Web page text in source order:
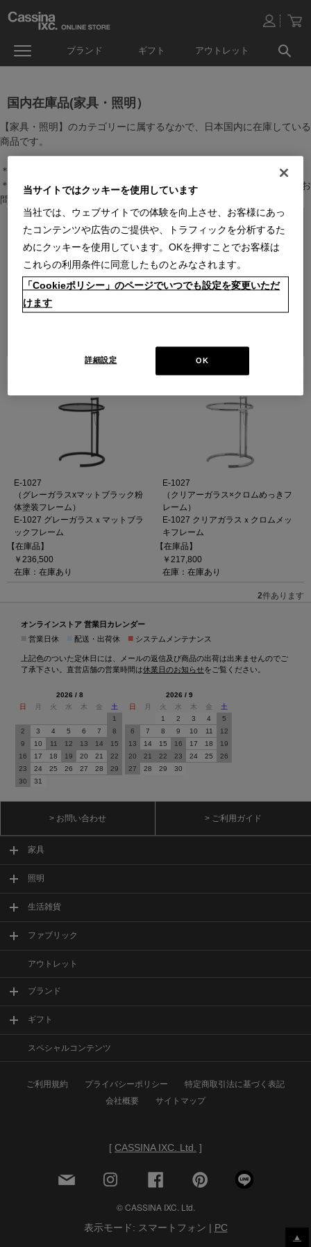
ブランド ギフト アウトレット
国内在庫品(家具・照明）
【家具・照明】のカテゴリーに属するなかで、日本国内に在庫している
商品です。
＊絞り込み機能で商品検索することができます。
＊全店舗で在庫を共有しておりますので、最新の在庫状況についてはお
問い合わせください。
E-1027
（グレーガラスxマットブラック粉
体塗装フレーム）
E-1027 グレーガラスｘマットブラ
ックフレーム
【在庫品】
￥236,500
在庫：在庫あり
E-1027
（クリアーガラス×クロムめっきフ
レーム）
E-1027 クリアガラスｘクロムメッ
キフレーム
【在庫品】
￥217,800
在庫：在庫あり
2件あります
▲
オンラインストア 営業日カレンダー
営業日休 配送・出荷休 ■ システムメンテナンス
上記色のついた定休日には、メールの返信及び商品の出荷は出来ませんのでご
了承下さい。直営店舗の営業時間は休業日のお知らせをご覧ください。
2026 / 8
日
月 火 水 木 金
土
1
2
3 4 5 6 7
8
9
10 11 12 13 14
15
16
17 18 19 20 21
22
23
24 25 26 27 28
29
30
31
2026 / 9
日
月 火 水 木 金
土
1
2 3 4
5
6
7 8 9 10 11
12
13
14 15 16 17 18
19
20
21 22 23 24 25
26
27
28 29 30
> お問い合わせ > ご利用ガイド
家具
照明
生活雑貨
ファブリック
アウトレット
ブランド
ギフト
スペシャルコンテンツ
ご利用規約 プライバシーポリシー
特定商取引法に基づく表記
会社概要
サイトマップ
[ CASSINA IXC. Ltd. ]
© CASSINA IXC. Ltd.
表示モード: スマートフォン | PC
当サイトではクッキーを使用しています
当社では、ウェブサイトでの体験を向上させ、お客様にあっ
たコンテンツや広告のご提供や、トラフィックを分析するた
めにクッキーを使用しています。OKを押すことでお客様は
これらの利用条件に同意したものとみなされます。
「Cookieポリシー」のページでいつでも設定を変更いただ
けます
OK
詳細設定